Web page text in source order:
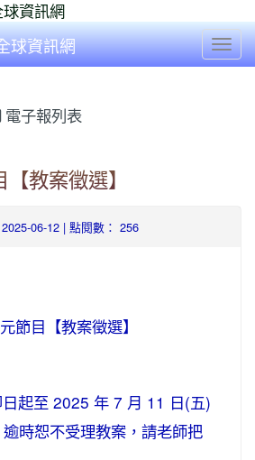
球資訊網
電子報列表
教案徵選】
06-12 | 點閱數： 256
節目【教案徵選】
起至 2025 年 7 月 11 日(五)
時恕不受理教案，請老師把